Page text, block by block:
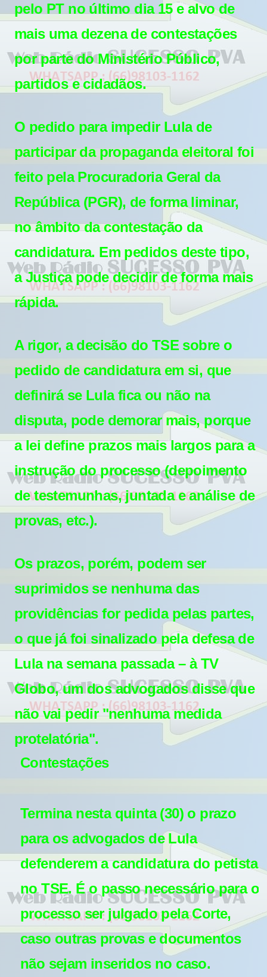
pelo PT no último dia 15 e alvo de
mais uma dezena de contestações
por parte do Ministério Público,
partidos e cidadãos.
O pedido para impedir Lula de
participar da propaganda eleitoral foi
feito pela Procuradoria Geral da
República (PGR), de forma liminar,
no âmbito dacontestação da
candidatura. Em pedidos deste tipo,
a Justiça pode decidir de forma mais
rápida.
A rigor, a decisão do TSE sobre o
pedido de candidatura em si, que
definirá se Lula fica ou não na
disputa, pode demorar mais, porque
a lei define prazos mais largos para a
instrução do processo (depoimento
de testemunhas, juntada e análise de
provas, etc.).
Os prazos, porém, podem ser
suprimidos se nenhuma das
providências for pedida pelas partes,
o que já foi sinalizado pela defesa de
Lula na semana passada – à TV
Globo, um dos advogados disse que
não vai pedir "nenhuma medida
protelatória".
Contestações
Termina nesta quinta (30) o prazo
para os advogados de Lula
defenderem a candidatura do petista
no TSE. É o passo necessário para o
processo ser julgado pela Corte,
caso outras provas e documentos
não sejam inseridos no caso.